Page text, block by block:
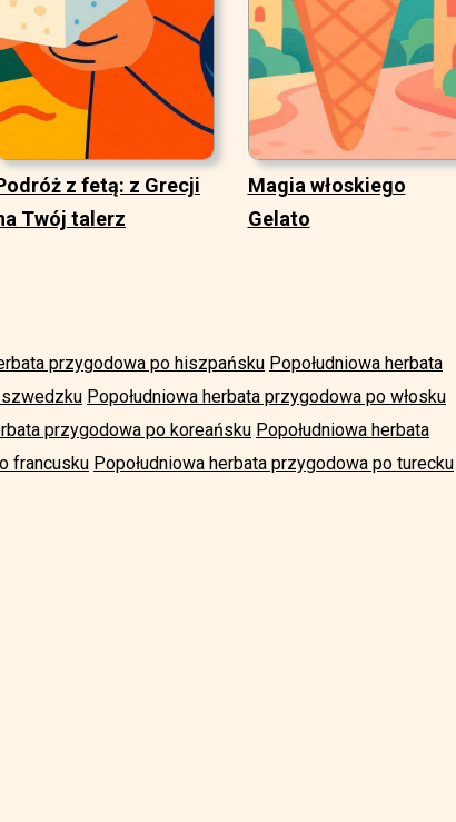
z fetą: z Grecji
Twój talerz
Magia włoskiego
Gelato
przygodowa po hiszpańsku Popołudniowa herbata
szwedzku Popołudniowa herbata przygodowa po włosku
przygodowa po koreańsku Popołudniowa herbata
francusku Popołudniowa herbata przygodowa po turecku